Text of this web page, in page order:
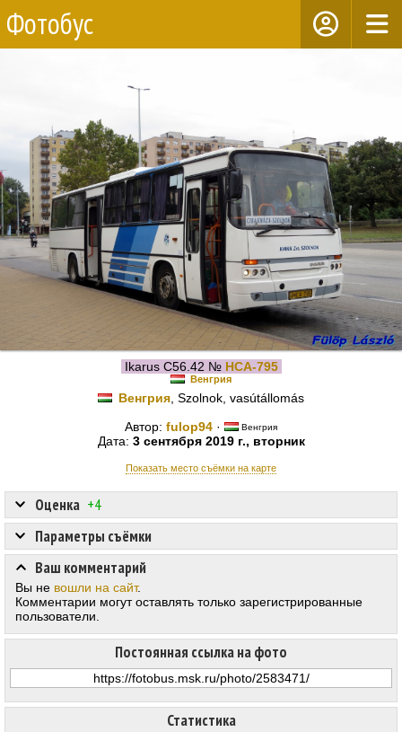
Фотобус
Ikarus C56.42 № HCA-795
Венгрия
Венгрия , Szolnok, vasútállomás
Автор: fulop94 · Венгрия
Дата: 3 сентября 2019 г., вторник
Показать место съёмки на карте
Статистика
Оценка +4
Постоянная ссылка на фото
Параметры съёмки
Ваш комментарий
Вы не вошли на сайт.
Комментарии могут оставлять только зарегистрированные
пользователи.